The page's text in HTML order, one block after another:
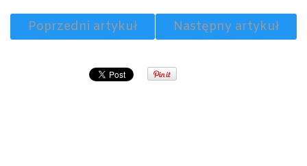
Poprzedni artykuł Następny artykuł